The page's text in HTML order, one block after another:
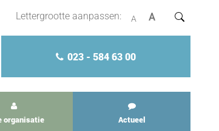
Lettergrootte aanpassen: A A
023 - 584 63 00
organisatie Actueel